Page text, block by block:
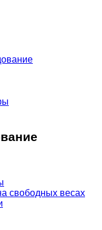
свободных весах